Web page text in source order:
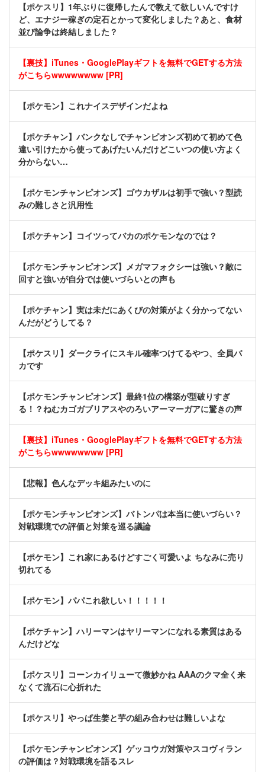
【ポケスリ】1年ぶりに復帰したんで教えて欲しいんですけ
ど、エナジー稼ぎの定石とかって変化しました？あと、食材
並び論争は終結しました？
【裏技】iTunes・GooglePlayギフトを無料でGETする方法
がこちらwwwwwwww [PR]
【ポケモン】これナイスデザインだよね
【ポケチャン】バンクなしでチャンピオンズ初めて初めて色
違い引けたから使ってあげたいんだけどこいつの使い方よく
分からない…
【ポケモンチャンピオンズ】ゴウカザルは初手で強い？型読
みの難しさと汎用性
【ポケチャン】コイツってバカのポケモンなのでは？
【ポケモンチャンピオンズ】メガマフォクシーは強い？敵に
回すと強いが自分では使いづらいとの声も
【ポケチャン】実は未だにあくびの対策がよく分かってない
んだがどうしてる？
【ポケスリ】ダークライにスキル確率つけてるやつ、全員バ
カです
【ポケモンチャンピオンズ】最終1位の構築が型破りすぎ
る！？ねむカゴガブリアスやのろいアーマーガアに驚きの声
【裏技】iTunes・GooglePlayギフトを無料でGETする方法
がこちらwwwwwwww [PR]
【悲報】色んなデッキ組みたいのに
【ポケモンチャンピオンズ】バトンパは本当に使いづらい？
対戦環境での評価と対策を巡る議論
【ポケモン】これ家にあるけどすごく可愛いよ ちなみに売り
切れてる
【ポケモン】パパこれ欲しい！！！！！
【ポケチャン】ハリーマンはヤリーマンになれる素質はある
んだけどな
【ポケスリ】コーンカイリューて微妙かね AAAのクマ全く来
なくて流石に心折れた
【ポケスリ】やっぱ生姜と芋の組み合わせは難しいよな
【ポケモンチャンピオンズ】ゲッコウガ対策やスコヴィラン
の評価は？対戦環境を語るスレ